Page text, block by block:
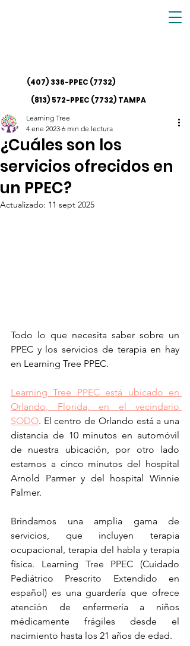
(407) 336-PPEC (7732)
(813) 572-PPEC (7732) TAMPA
¿Cuáles son los
servicios ofrecidos en
un PPEC?
Learning Tree
4 ene 2023 6 min de lectura
Actualizado: 11 sept 2025
Todo lo que necesita saber sobre un
PPEC y los servicios de terapia en hay
en Learning Tree PPEC.
Learning Tree PPEC está ubicado en
Orlando, Florida, en el vecindario
SODO. El centro de Orlando está a una
distancia de 10 minutos en automóvil
de nuestra ubicación, por otro lado
estamos a cinco minutos del hospital
Arnold Parmer y del hospital Winnie
Palmer.
Brindamos una amplia gama de
servicios, que incluyen terapia
ocupacional, terapia del habla y terapia
física. Learning Tree PPEC (Cuidado
Pediátrico Prescrito Extendido en
español) es una guardería que ofrece
atención de enfermería a niños
médicamente frágiles desde el
nacimiento hasta los 21 años de edad.